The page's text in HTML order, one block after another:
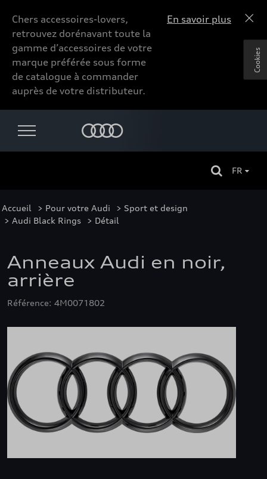
Chers accessoires-lovers,
retrouvez dorénavant toute la
gamme d’accessoires de votre
marque préférée sous forme
de catalogue à commander
auprès de votre distributeur.
En savoir plus
FR
Accueil > Pour votre Audi > Sport et design
> Audi Black Rings > Détail
Anneaux Audi en noir,
arrière
Référence: 4M0071802
Cookies